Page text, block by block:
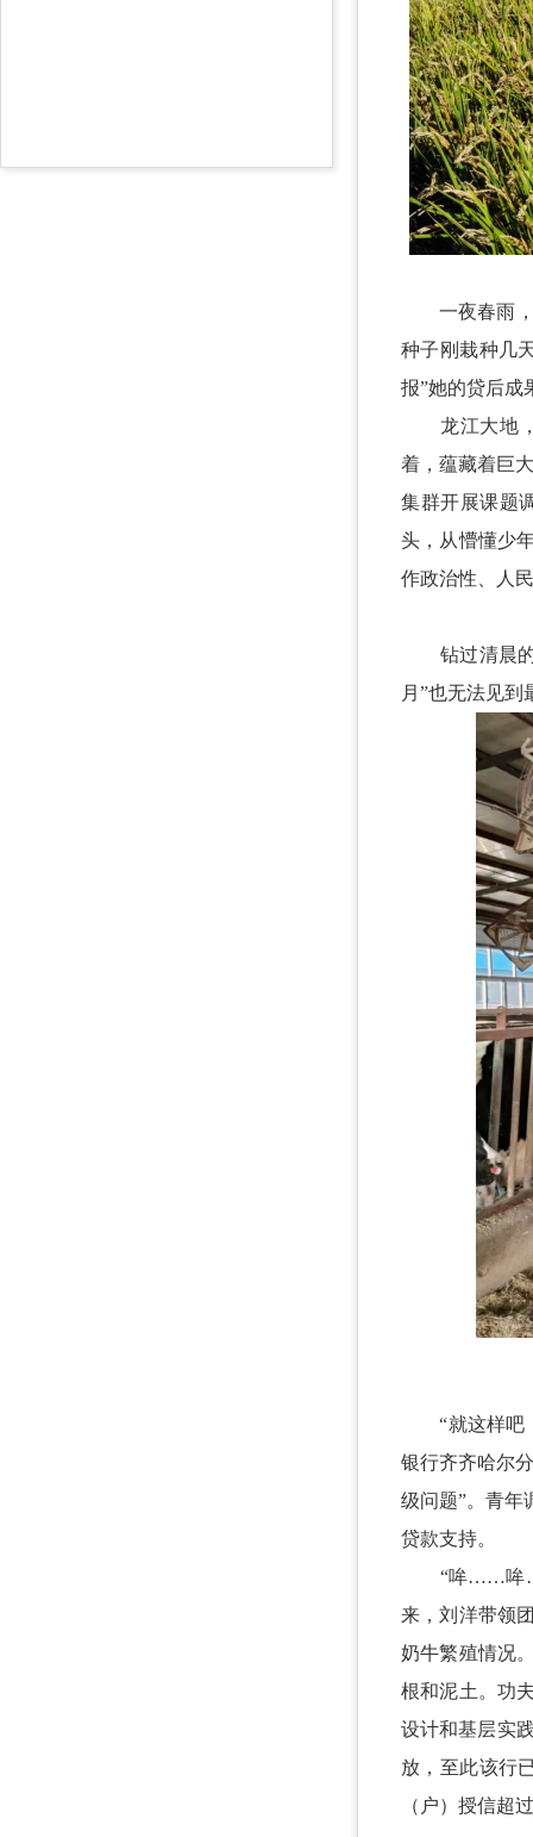
一夜春雨，
种子刚栽种几
报”她的贷后成
龙江大地，
着，蕴藏着巨
集群开展课题
头，从懵懂少
作政治性、人
钻过清晨的
月”也无法见到
“就这样吧，
银行齐齐哈尔
级问题”。青年
贷款支持。
“哞……哞……”
来，刘洋带领
奶牛繁殖情况
根和泥土。功
设计和基层实
放，至此该行
（户）授信超